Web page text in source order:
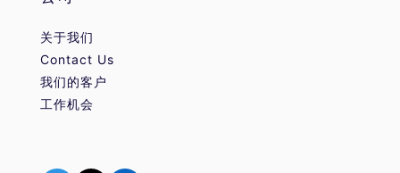
关于我们
Contact Us
我们的客户
工作机会